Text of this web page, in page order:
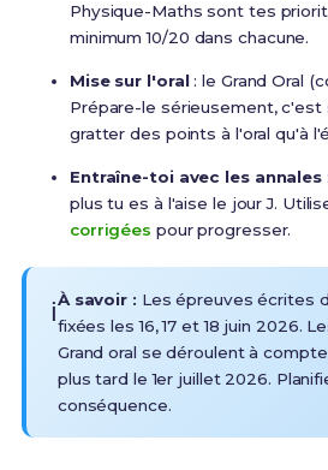
Physique-Maths sont tes
minimum 10/20 dans chacune.
Mise sur l'oral: le Grand Oral
Prépare-le sérieusement, c'est
gratter des points à l'oral qu'à
Entraîne-toi avec les annales
plus tu es à l'aise le jour J.
corrigées pour progresser.
ℹ️À savoir : Les épreuves écrites
fixées les 16, 17 et 18 juin 2026.
Grand oral se déroulent à
plus tard le 1er juillet 2026.
conséquence.